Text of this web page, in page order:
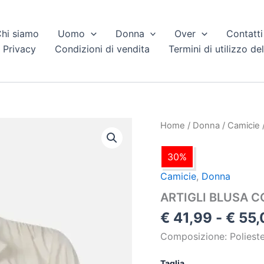
siamo Uomo Donna Over
Contatti
Privacy
Condizioni di vendita Termini di utilizzo
Home / Donna / Camicie
30%
Camicie, Donna
ARTIGLI BLUSA
€ 41,99 - €
Composizione:
ARTIGLI
CON
FUSCIACCA
quantità